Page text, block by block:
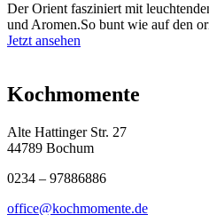
Der Orient fasziniert mit
und Aromen.So bunt wie auf den
Jetzt ansehen
Kochmomente
Alte Hattinger Str. 27
44789 Bochum
0234 – 97886886
office@kochmomente.de